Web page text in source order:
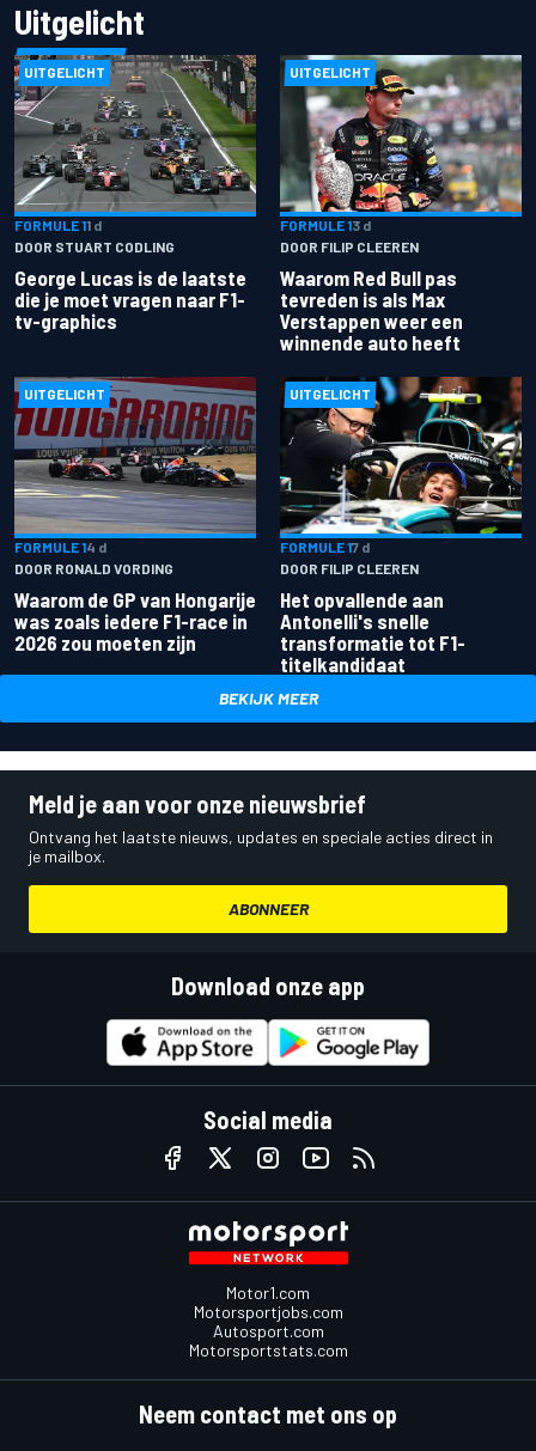
Uitgelicht
UITGELICHT
FORMULE 11 d
DOOR STUART CODLING
George Lucas is de laatste
die je moet vragen naar F1-
tv-graphics
UITGELICHT
FORMULE 13 d
DOOR FILIP CLEEREN
Waarom Red Bull pas
tevreden is als Max
Verstappen weer een
winnende auto heeft
UITGELICHT
FORMULE 14 d
DOOR RONALD VORDING
Waarom de GP van Hongarije
was zoals iedere F1-race in
2026 zou moeten zijn
UITGELICHT
FORMULE 17 d
DOOR FILIP CLEEREN
Het opvallende aan
Antonelli's snelle
transformatie tot F1-
titelkandidaat
BEKIJK MEER
Meld je aan voor onze nieuwsbrief
Ontvang het laatste nieuws, updates en speciale acties direct in
je mailbox.
ABONNEER
Download onze app
Social media
Motor1.com
Motorsportjobs.com
Autosport.com
Motorsportstats.com
Neem contact met ons op